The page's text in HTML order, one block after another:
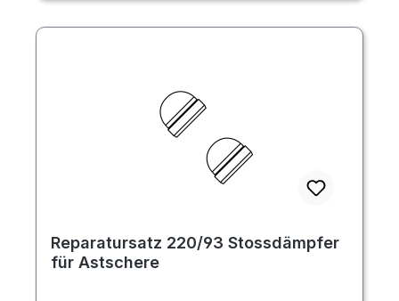
Reparatursatz 220/93 Stossdämpfer
für Astschere